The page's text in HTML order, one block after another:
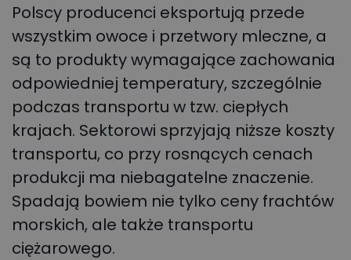
Polscy producenci eksportują przede
wszystkim owoce i przetwory mleczne, a
są to produkty wymagające zachowania
odpowiedniej temperatury, szczególnie
podczas transportu w tzw. ciepłych
krajach. Sektorowi sprzyjają niższe koszty
transportu, co przy rosnących cenach
produkcji ma niebagatelne znaczenie.
Spadają bowiem nie tylko ceny frachtów
morskich, ale także transportu
ciężarowego.